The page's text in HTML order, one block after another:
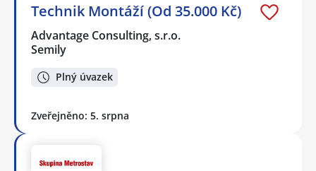
Technik Montáží (Od 35.000 Kč)
Advantage Consulting, s.r.o.
Semily
Plný úvazek
Zveřejněno: 5. srpna